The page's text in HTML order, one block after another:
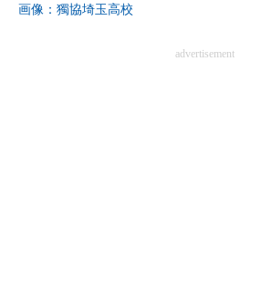
企業ITのトレンドを詳説
経営リーダーのコミュニティ
画像：獨協埼玉高校
advertisement